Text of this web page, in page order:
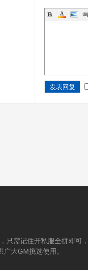
发表回复
只需记住开私服全拼即可，
大GM挑选使用。